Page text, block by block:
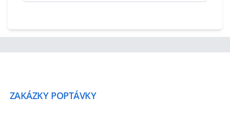
ZAKÁZKY POPTÁVKY